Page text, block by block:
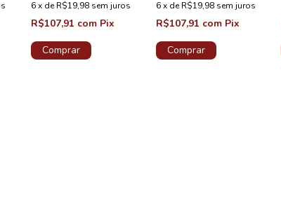
6 x deR$19,98 sem juros
R$107,91 com Pix
Comprar
6x deR$19,98 sem juros
R$107,91 com Pix
Comprar